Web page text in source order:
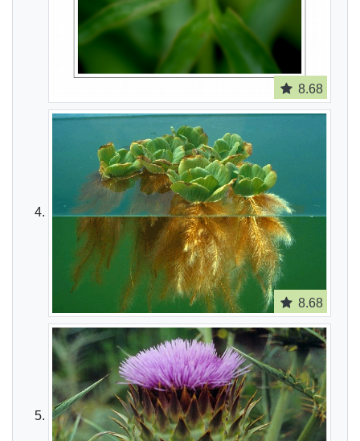
8.68
8.68